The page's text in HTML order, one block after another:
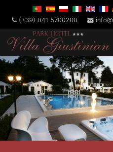
(+39) 041 5700200